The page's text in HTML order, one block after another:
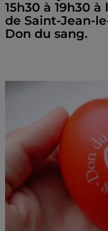
15h30 à 19h30
de Saint-Jean-
Don du sang.